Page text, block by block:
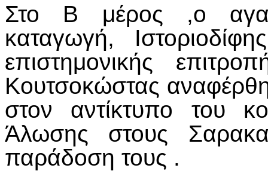
Στο Β μέρος ,ο
καταγωγή,
επιστημονικής
Κουτσοκώστας
στον αντίκτυπο του
Άλωσης στους
παράδοση τους .